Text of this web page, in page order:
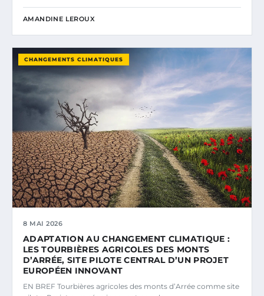
AMANDINE LEROUX
CHANGEMENTS CLIMATIQUES
8 MAI 2026
ADAPTATION AU CHANGEMENT CLIMATIQUE :
LES TOURBIÈRES AGRICOLES DES MONTS
D’ARRÉE, SITE PILOTE CENTRAL D’UN PROJET
EUROPÉEN INNOVANT
EN BREF Tourbières agricoles des monts d’Arrée comme site